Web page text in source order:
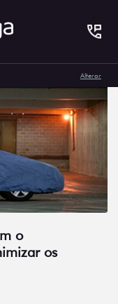
Alterar
o
os